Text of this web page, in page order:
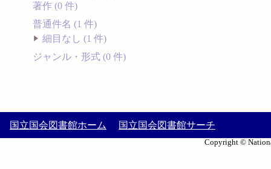
著作 (0 件)
普通件名 (1 件)
細目なし (1 件)
ジャンル・形式 (0 件)
国立国会図書館ホーム 国立国会図書館サーチ
Copyright ©